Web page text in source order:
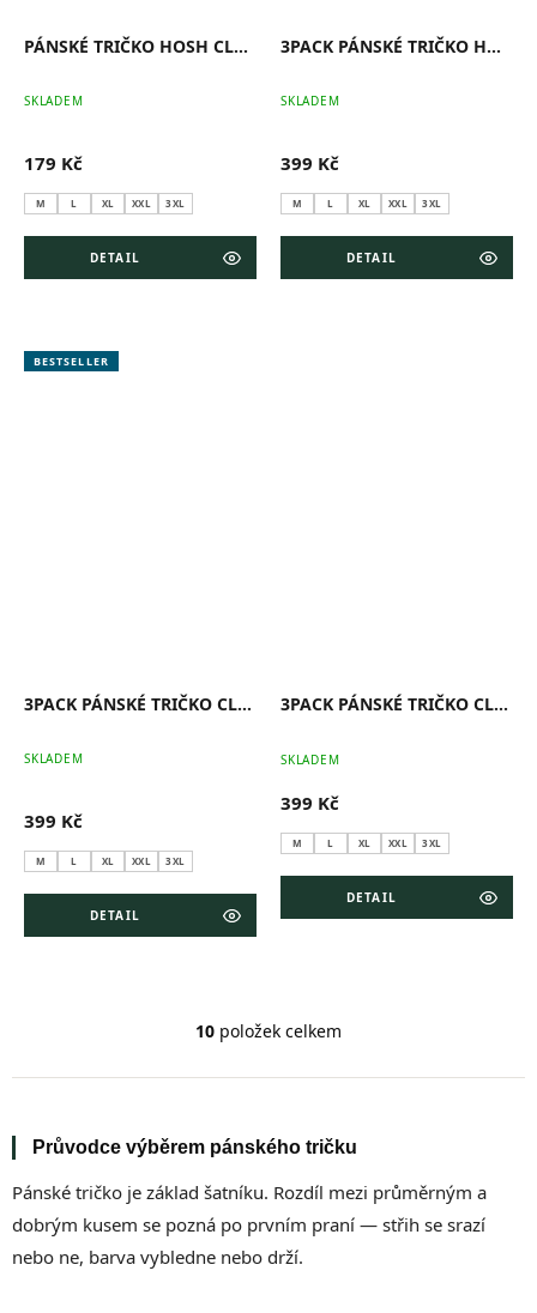
PÁNSKÉ TRIČKO HOSH CLASSIC ŠEDÝ MELÍR
SKLADEM
179 Kč
M L XL XXL 3XL
DETAIL
3PACK PÁNSKÉ TRIČKO HOSH CLASSIC ŠEDÝ MELÍR
SKLADEM
399 Kč
M L XL XXL 3XL
DETAIL
BESTSELLER
3PACK PÁNSKÉ TRIČKO CLASSIC (ČERNÁ, ŠEDÁ, TMAVĚ MODRÁ)
SKLADEM
399 Kč
M L XL XXL 3XL
DETAIL
3PACK PÁNSKÉ TRIČKO CLASSIC (BÍLÁ, ŠEDÁ, ČERNÁ)
SKLADEM
399 Kč
M L XL XXL 3XL
DETAIL
O
l
d
a
í
p
r
v
10 položek celkem
Průvodce výběrem pánského tričku
Pánské tričko je základ šatníku. Rozdíl mezi průměrným a
dobrým kusem se pozná po prvním praní — střih se srazí
nebo ne, barva vybledne nebo drží.